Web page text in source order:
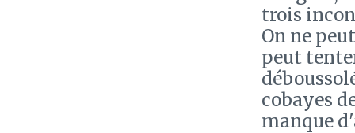
trois
On ne
peut
cobayes
manque